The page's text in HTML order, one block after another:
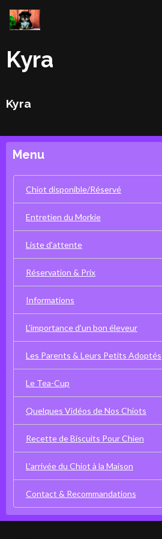
Kyra
Kyra
Menu
Chiot disponible/Réservé
Entretien du Morkie
Liste d'attente
Réservation & Prix
Informations
L'importance d'un bon éleveur
Les Parents & Leurs Petits Adoptés
Le Tea-Cup
Quelques Vidéos de Nos Chiots
Recette de Biscuits Pour Chien
L'arrivée du Chiot à la Maison
Contact & Recommandations